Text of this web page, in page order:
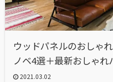
ウッドパネルのおしゃ
ノベ4選＋最新おしゃれ
2021.03.02